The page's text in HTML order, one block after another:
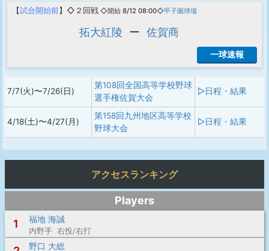
【試合開始前】◇２回戦 ◇開始 8/12 08:00◇甲子園球場
拓大紅陵 ー 佐賀商
一球速報
7/7(火)〜7/26(日)
第108回全国高等学校野球
選手権佐賀大会
▷日程・結果
4/18(土)〜4/27(月)
第158回九州地区高等学校
野球大会
▷日程・結果
アクセスランキング
Players
1
福地 海誠
内野手 右投/右打
野口 大総